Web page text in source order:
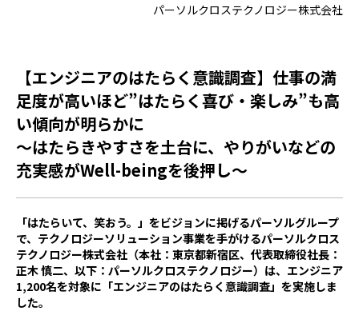
パーソルクロステクノロジー株式会社
【エンジニアのはたらく意識調査】仕事の満
足度が高いほど”はたらく喜び・楽しみ”も高
い傾向が明らかに
～はたらきやすさを土台に、やりがいなどの
充実感がWell-beingを後押し～
「はたらいて、笑おう。」をビジョンに掲げるパーソルグループ
で、テクノロジーソリューション事業を手がけるパーソルクロス
テクノロジー株式会社（本社：東京都新宿区、代表取締役社長：
正木 慎二、以下：パーソルクロステクノロジー）は、 エンジニア
1,200名を対象に「エンジニアのはたらく意識調査」を実施しま
した。